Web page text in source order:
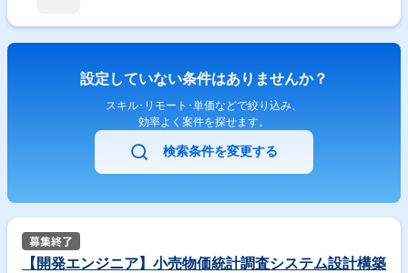
設定していない条件はありませんか？
スキル･リモート･単価などで絞り込み、
効率よく案件を探せます。
検索条件を変更する
【開発エンジニア】小売物価統計調査システム設計構築